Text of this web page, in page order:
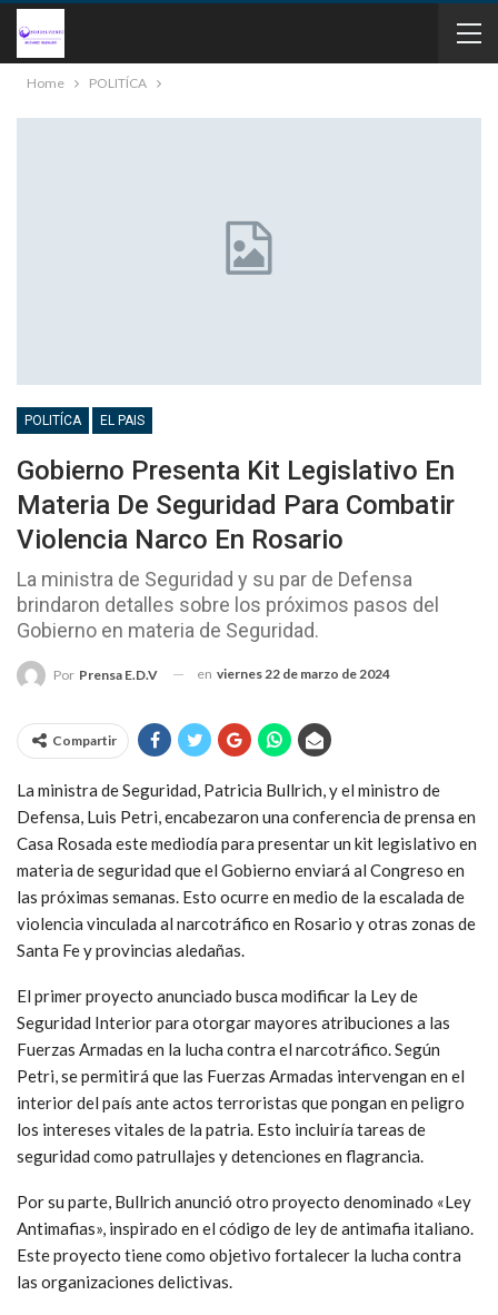
Home POLITÍCA
POLITÍCA EL PAIS
Gobierno Presenta Kit Legislativo En
Materia De Seguridad Para Combatir
Violencia Narco En Rosario
La ministra de Seguridad y su par de Defensa
brindaron detalles sobre los próximos pasos del
Gobierno en materia de Seguridad.
Por Prensa E.D.V en viernes 22 de marzo de 2024
Compartir
La ministra de Seguridad, Patricia Bullrich, y el ministro de
Defensa, Luis Petri, encabezaron una conferencia de prensa en
Casa Rosada este mediodía para presentar un kit legislativo en
materia de seguridad que el Gobierno enviará al Congreso en
las próximas semanas. Esto ocurre en medio de la escalada de
violencia vinculada al narcotráfico en Rosario y otras zonas de
Santa Fe y provincias aledañas.
El primer proyecto anunciado busca modificar la Ley de
Seguridad Interior para otorgar mayores atribuciones a las
Fuerzas Armadas en la lucha contra el narcotráfico. Según
Petri, se permitirá que las Fuerzas Armadas intervengan en el
interior del país ante actos terroristas que pongan en peligro
los intereses vitales de la patria. Esto incluiría tareas de
seguridad como patrullajes y detenciones en flagrancia.
Por su parte, Bullrich anunció otro proyecto denominado «Ley
Antimafias», inspirado en el código de ley de antimafia italiano.
Este proyecto tiene como objetivo fortalecer la lucha contra
las organizaciones delictivas.